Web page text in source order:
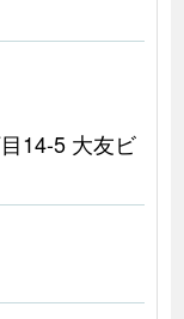
14-5 大友ビ